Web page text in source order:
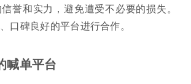
誉和实力，避免遭受不必要的损失。
口碑良好的平台进行合作。
喊单平台